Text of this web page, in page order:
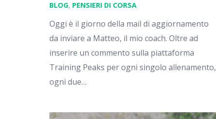
BLOG, PENSIERI DI CORSA
Oggi è il giorno della mail di aggiornamento
da inviare a Matteo, il mio coach. Oltre ad
inserire un commento sulla piattaforma
Training Peaks per ogni singolo allenamento,
ogni due…